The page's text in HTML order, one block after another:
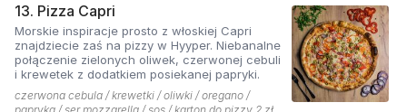
13. Pizza Capri
Morskie inspiracje prosto z włoskiej Capri
znajdziecie zaś na pizzy w Hyyper. Niebanalne
połączenie zielonych oliwek, czerwonej cebuli
i krewetek z dodatkiem posiekanej papryki.
czerwona cebula / krewetki / oliwki / oregano /